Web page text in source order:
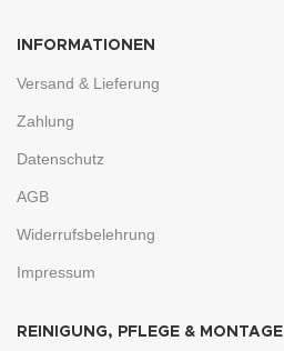
INFORMATIONEN
Versand & Lieferung
Zahlung
Datenschutz
AGB
Widerrufsbelehrung
Impressum
REINIGUNG, PFLEGE & MONTAGE